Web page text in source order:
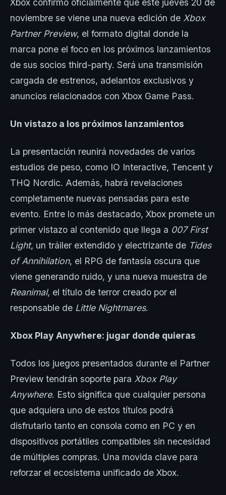
Xbox confirmó oficialmente que este jueves 20 de
noviembre se viene una nueva edición de Xbox
Partner Preview, el formato digital donde la
marca pone el foco en los próximos lanzamientos
de sus socios third-party. Será una transmisión
cargada de estrenos, adelantos exclusivos y
anuncios relacionados con Xbox Game Pass.
Un vistazo a los próximos lanzamientos
La presentación reunirá novedades de varios
estudios de peso, como IO Interactive, Tencent y
THQ Nordic. Además, habrá revelaciones
completamente nuevas pensadas para este
evento. Entre lo más destacado, Xbox promete un
primer vistazo al contenido que llega a 007 First
Light, un tráiler extendido y electrizante de Tides
of Annihilation, el RPG de fantasía oscura que
viene generando ruido, y una nueva muestra de
Reanimal, el título de terror creado por el
responsable de Little Nightmares.
Xbox Play Anywhere: jugar donde quieras
Todos los juegos presentados durante el Partner
Preview tendrán soporte para Xbox Play
Anywhere. Esto significa que cualquier persona
que adquiera uno de estos títulos podrá
disfrutarlo tanto en consola como en PC y en
dispositivos portátiles compatibles sin necesidad
de múltiples compras. Una movida clave para
reforzar el ecosistema unificado de Xbox.